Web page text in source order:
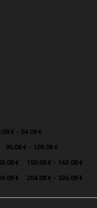
€ - 54.08 €
95.08 € - 109.08 €
€
150.08 € - 163.08 €
€ 204.08 € - 526.08 €